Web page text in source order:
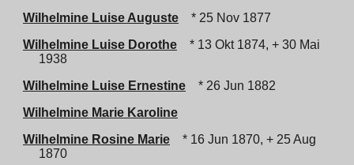
Wilhelmine Luise Auguste
* 25 Nov 1877
Wilhelmine Luise Dorothe
* 13 Okt 1874, + 30 Mai
1938
Wilhelmine Luise Ernestine
* 26 Jun 1882
Wilhelmine Marie Karoline
Wilhelmine Rosine Marie
* 16 Jun 1870, + 25 Aug
1870